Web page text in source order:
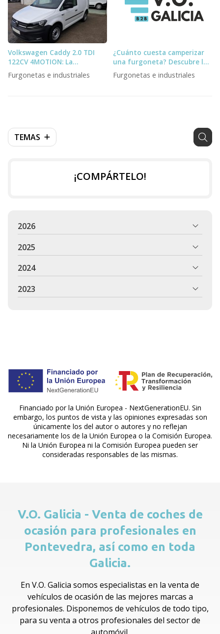
TEMAS
Volkswagen Caddy 2.0 TDI
122CV 4MOTION: La
Furgoneta Definitiva para el
Profesional Exigente
Furgonetas e industriales
¿Cuánto cuesta camperizar
una furgoneta? Descubre los
tipos de camperizaciones
para furgonetas
Furgonetas e industriales
¡COMPÁRTELO!
2026
2025
2024
2023
Financiado por la Unión Europea - NextGenerationEU. Sin
embargo, los puntos de vista y las opiniones expresadas son
únicamente los del autor o autores y no reflejan
necesariamente los de la Unión Europea o la Comisión Europea.
Ni la Unión Europea ni la Comisión Europea pueden ser
consideradas responsables de las mismas.
V.O. Galicia - Venta de coches de
ocasión para profesionales en
Pontevedra, así como en toda
Galicia.
En V.O. Galicia somos especialistas en la venta de
vehículos de ocasión de las mejores marcas a
profesionales. Disponemos de vehículos de todo tipo,
para su venta a otros profesionales del sector de
automóvil.